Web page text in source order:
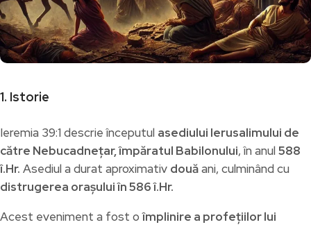
1. Istorie
Ieremia 39:1 descrie începutul asediului Ierusalimului de
către Nebucadnețar, împăratul Babilonului, în anul 588
î.Hr. Asediul a durat aproximativ douăani, culminând cu
distrugerea orașului în 586 î.Hr.
Acest eveniment a fost oîmplinire a profețiilor lui